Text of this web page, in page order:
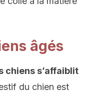
âgés
chiens s’affaiblit
du chien est